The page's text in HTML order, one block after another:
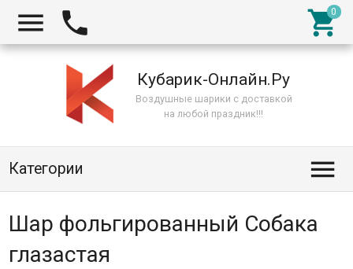
  
Кубарик-Онлайн.Ру
Воздушные шарики с доставкой
на любой праздник!!!
Категории 
Шар фольгированный Собака
глазастая